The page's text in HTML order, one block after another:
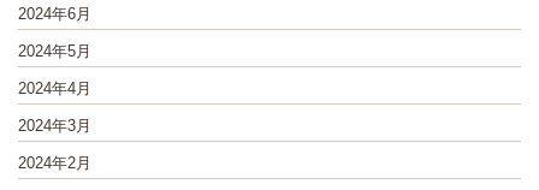
2024年6月
2024年5月
2024年4月
2024年3月
2024年2月